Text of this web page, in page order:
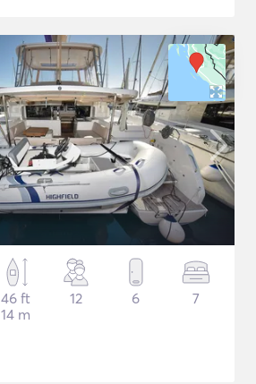
46 ft
14 m
12 6 7